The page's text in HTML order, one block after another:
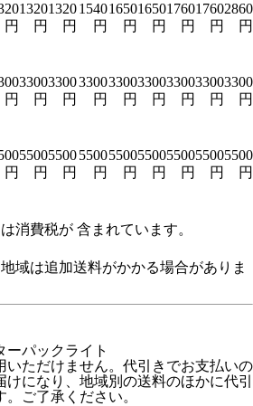
円
1320
円
1320
円
1540
円
1650
円
1650
円
1760
円
1760
円
2860
円
円
3300
円
3300
円
3300
円
3300
円
3300
円
3300
円
3300
円
3300
円
円
5500
円
5500
円
5500
円
5500
円
5500
円
5500
円
5500
円
5500
円
消費税が 含まれています。
域は追加送料がかかる場合がありま
ーパックライト
いただけません。代引きでお支払いの
になり、地域別の送料のほかに代引
ご了承ください。